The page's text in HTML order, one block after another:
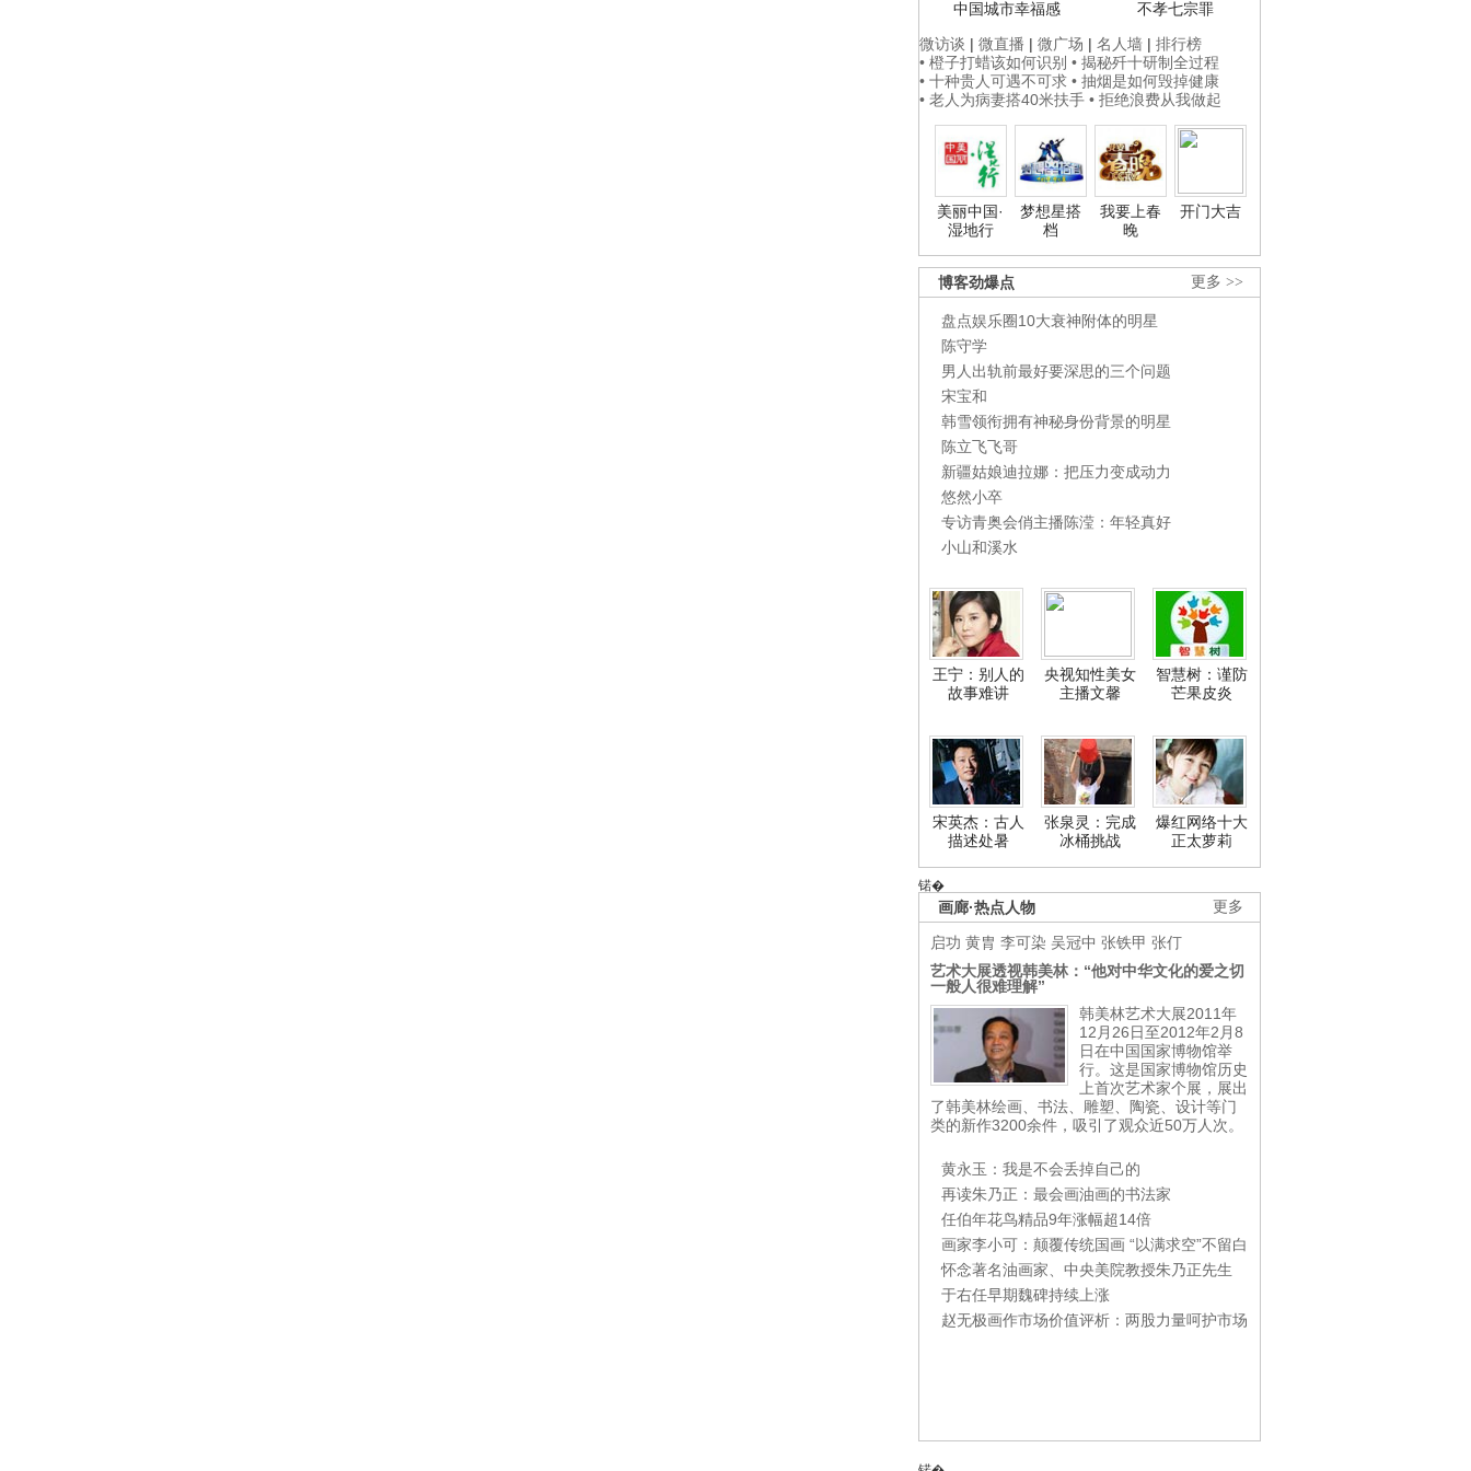
中国城市幸福感
不孝七宗罪
微访谈 | 微直播 | 微广场 | 名人墙 | 排行榜
• 橙子打蜡该如何识别 • 揭秘歼十研制全过程
• 十种贵人可遇不可求 • 抽烟是如何毁掉健康
• 老人为病妻搭40米扶手 • 拒绝浪费从我做起
美丽中国·
湿地行
梦想星搭
档
我要上春
晚
开门大吉
更多 >>
博客劲爆点
盘点娱乐圈10大衰神附体的明星
陈守学
男人出轨前最好要深思的三个问题
宋宝和
韩雪领衔拥有神秘身份背景的明星
陈立飞飞哥
新疆姑娘迪拉娜：把压力变成动力
悠然小卒
专访青奥会俏主播陈滢：年轻真好
小山和溪水
王宁：别人的
故事难讲
央视知性美女
主播文馨
智慧树：谨防
芒果皮炎
宋英杰：古人
描述处暑
张泉灵：完成
冰桶挑战
爆红网络十大
正太萝莉
锘�
更多
画廊·热点人物
启功 黄胄 李可染 吴冠中 张铁甲 张仃
艺术大展透视韩美林：“他对中华文化的爱之切
一般人很难理解”
韩美林艺术大展2011年
12月26日至2012年2月8
日在中国国家博物馆举
行。这是国家博物馆历史
上首次艺术家个展，展出
了韩美林绘画、书法、雕塑、陶瓷、设计等门
类的新作3200余件，吸引了观众近50万人次。
黄永玉：我是不会丢掉自己的
再读朱乃正：最会画油画的书法家
任伯年花鸟精品9年涨幅超14倍
画家李小可：颠覆传统国画 “以满求空”不留白
怀念著名油画家、中央美院教授朱乃正先生
于右任早期魏碑持续上涨
赵无极画作市场价值评析：两股力量呵护市场